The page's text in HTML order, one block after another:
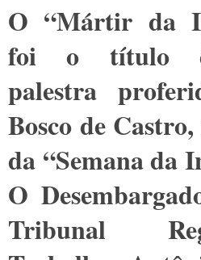
O “Mártir da
foi o título
palestra
Bosco de
da “Semana da
O
Tribunal